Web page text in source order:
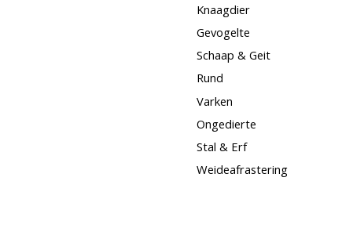
Knaagdier
Gevogelte
Schaap & Geit
Rund
Varken
Ongedierte
Stal & Erf
Weideafrastering